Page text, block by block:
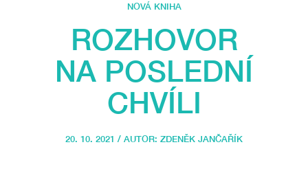
NOVÁ KNIHA
ROZHOVOR
NA POSLEDNÍ
CHVÍLI
20. 10. 2021 / AUTOR: ZDENĚK JANČAŘÍK